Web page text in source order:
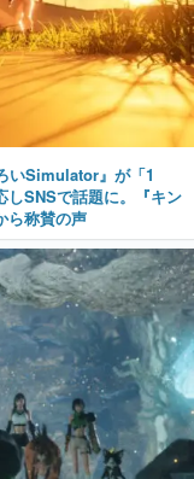
いSimulator』が「1
しSNSで話題に。『キン
ら称賛の声